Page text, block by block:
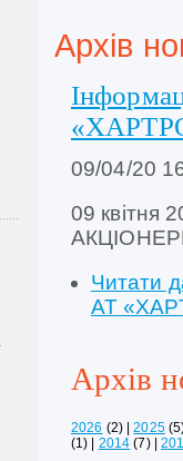
Архів
09/04/20
09 квітня
Читати
АТ
Архів
2026 (2) |2025
(1)
2014 (7) |